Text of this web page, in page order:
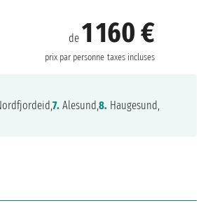
de 1 160 €
prix par personne taxes incluses
7. Alesund,8. Haugesund,